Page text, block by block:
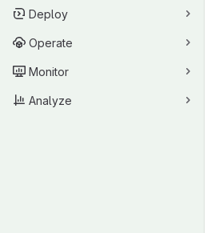
Deploy
Operate
Monitor
Analyze